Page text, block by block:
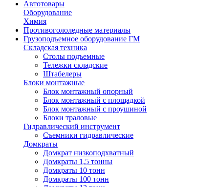
Автотовары
Оборудование
Химия
Противогололедные материалы
Грузоподъемное оборудование ГМ
Складская техника
Столы подъемные
Тележки складские
Штабелеры
Блоки монтажные
Блок монтажный опорный
Блок монтажный с площадкой
Блок монтажный с проушиной
Блоки траловые
Гидравлический инструмент
Съемники гидравлические
Домкраты
Домкрат низкоподхватный
Домкраты 1,5 тонны
Домкраты 10 тонн
Домкраты 100 тонн